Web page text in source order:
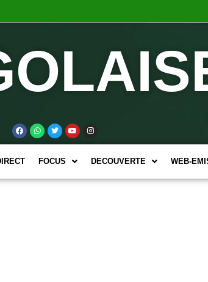
FOCUS DECOUVERTE WEB-